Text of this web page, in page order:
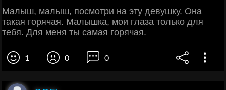
Малыш, малыш, посмотри на эту девушку. Она
такая горячая. Малышка, мои глаза только для
тебя. Для меня ты самая горячая.
1 0 0